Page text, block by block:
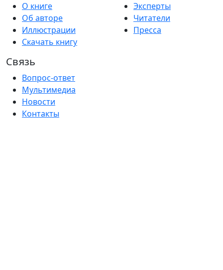
О книге
Об авторе
Иллюстрации
Скачать книгу
Эксперты
Читатели
Пресса
Связь
Вопрос-ответ
Мультимедиа
Новости
Контакты